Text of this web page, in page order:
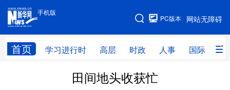
手机版
网站无障碍
PC版本
首页 学习进行时 高层 时政 人事 国际 财
手机版
网站地图
高层 时政
田间地头收获忙